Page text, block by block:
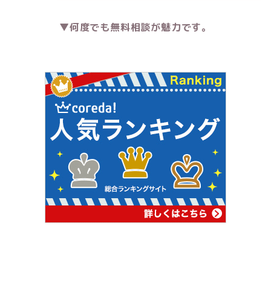
▼何度でも無料相談が魅力です。